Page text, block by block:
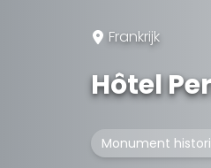
Frankrijk
Hôtel
Monument